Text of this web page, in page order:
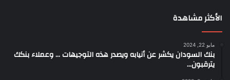
الأكثر مشاهدة
مايو 22, 2024
بنك السودان يكشر عن أنيابه ويصدر هذه التوجيهات … وعملاء بنكك
يترقبون…